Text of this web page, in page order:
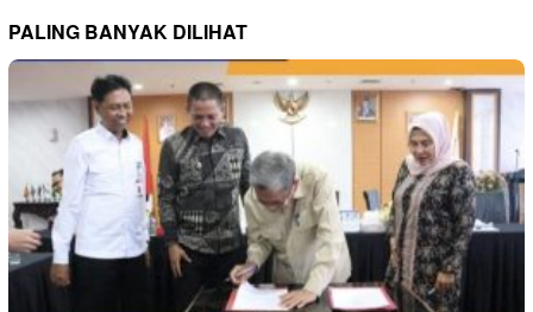
PALING BANYAK DILIHAT